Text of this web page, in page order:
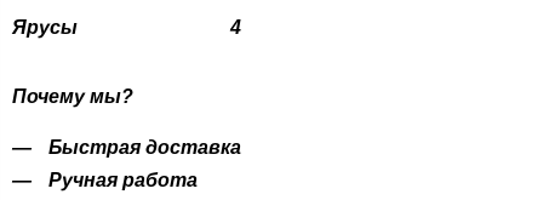
Ярусы
4
Почему мы?
Быстрая доставка
Ручная работа